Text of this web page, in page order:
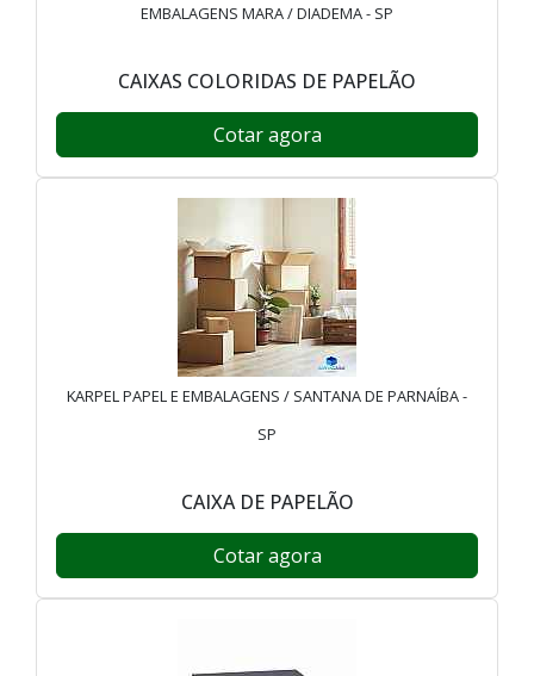
EMBALAGENS MARA / DIADEMA - SP
CAIXAS COLORIDAS DE PAPELÃO
Cotar agora
KARPEL PAPEL E EMBALAGENS / SANTANA DE PARNAÍBA -
SP
CAIXA DE PAPELÃO
Cotar agora